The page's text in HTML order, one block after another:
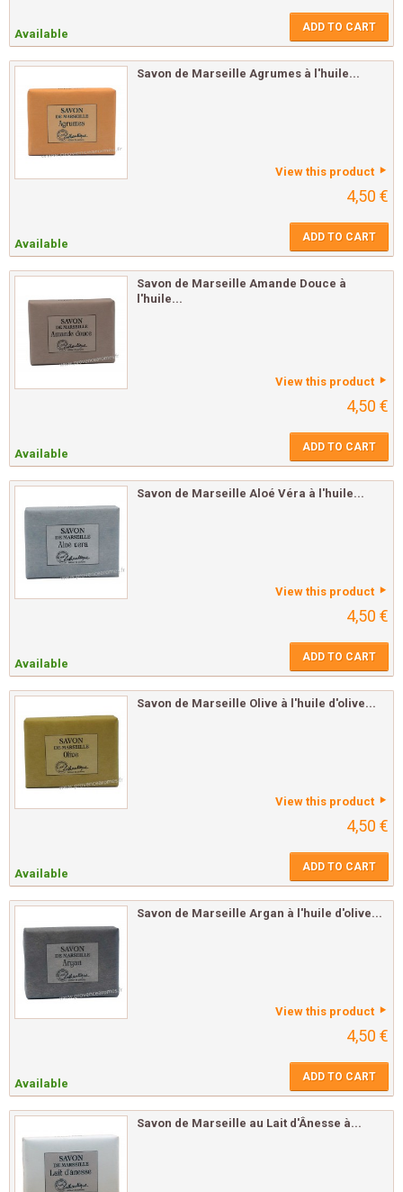
Available ADD TO CART
Savon de Marseille Agrumes à l'huile...
View this product
4,50 €
Available ADD TO CART
Savon de Marseille Amande Douce à
l'huile...
View this product
4,50 €
Available ADD TO CART
Savon de Marseille Aloé Véra à l'huile...
View this product
4,50 €
Available ADD TO CART
Savon de Marseille Olive à l'huile d'olive...
View this product
4,50 €
Available ADD TO CART
Savon de Marseille Argan à l'huile d'olive...
View this product
4,50 €
Available ADD TO CART
Savon de Marseille au Lait d'Ânesse à...